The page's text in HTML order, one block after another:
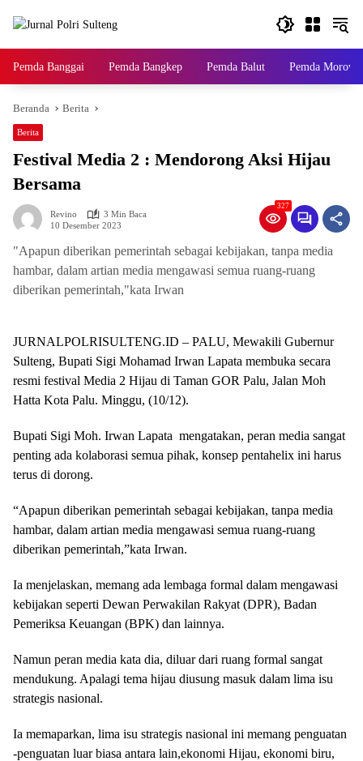
Pemda Banggai Pemda Bangkep Pemda Balut Pemda
Beranda Berita
Berita
Festival Media 2 : Mendorong Aksi Hijau
Bersama
Revino
3 Min Baca
10 Desember 2023
327
"Apapun diberikan pemerintah sebagai kebijakan, tanpa media
hambar, dalam artian media mengawasi semua ruang-ruang
diberikan pemerintah,"kata Irwan
JURNALPOLRISULTENG.ID – PALU, Mewakili Gubernur
Sulteng, Bupati Sigi Mohamad Irwan Lapata membuka secara
resmi festival Media 2 Hijau di Taman GOR Palu, Jalan Moh
Hatta Kota Palu. Minggu, (10/12).
Bupati Sigi Moh. Irwan Lapata mengatakan, peran media sangat
penting ada kolaborasi semua pihak, konsep pentahelix ini harus
terus di dorong.
“Apapun diberikan pemerintah sebagai kebijakan, tanpa media
hambar, dalam artian media mengawasi semua ruang-ruang
diberikan pemerintah,”kata Irwan.
Ia menjelaskan, memang ada lembaga formal dalam mengawasi
kebijakan seperti Dewan Perwakilan Rakyat (DPR), Badan
Pemeriksa Keuangan (BPK) dan lainnya.
Namun peran media kata dia, diluar dari ruang formal sangat
mendukung. Apalagi tema hijau diusung masuk dalam lima isu
strategis nasional.
Ia memaparkan, lima isu strategis nasional ini memang penguatan
-penguatan luar biasa antara lain,ekonomi Hijau, ekonomi biru,